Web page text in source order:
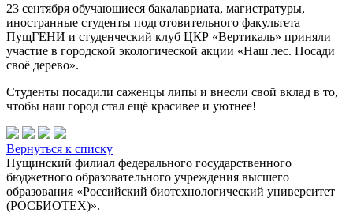
23 сентября обучающиеся бакалавриата, магистратуры,
иностранные студенты подготовительного факультета
ПущГЕНИ и студенческий клуб ЦКР «Вертикаль» приняли
участие в городской экологической акции «Наш лес. Посади
своё дерево».
Студенты посадили саженцы липы и внесли свой вклад в то,
чтобы наш город стал ещё красивее и уютнее!
Вернуться к списку
Пущинский филиал федерального государственного
бюджетного образовательного учреждения высшего
образования «Российский биотехнологический университет
(РОСБИОТЕХ)».